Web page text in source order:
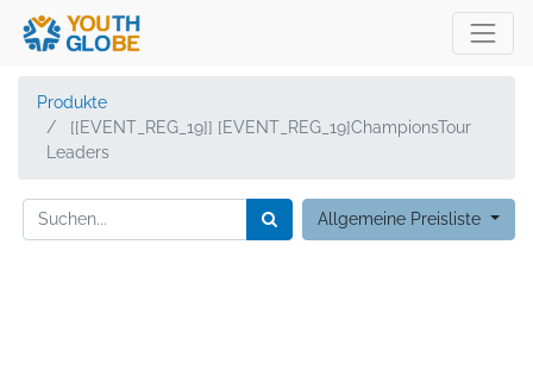
Produkte
[[EVENT_REG_19]] [EVENT_REG_19]ChampionsTour
Leaders
Allgemeine Preisliste